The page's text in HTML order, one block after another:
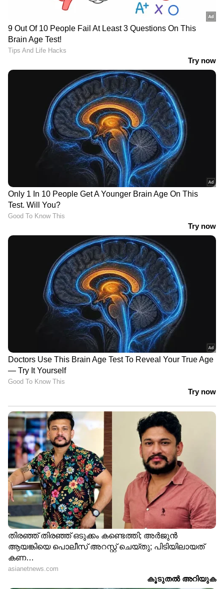
LATEST VIDEOS
WD Web Desk
ഏഷ്യാനെറ്റ് ന്യൂസ് സോഷ്യൽ മീഡിയ വൈറൽ (Social Media
Follow Us
DOWNLOAD APP
RECOMMENDED STORIES